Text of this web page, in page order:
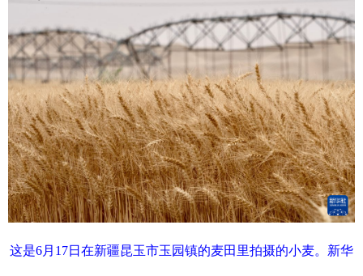
这是6月17日在新疆昆玉市玉园镇的麦田里拍摄的小麦。新华